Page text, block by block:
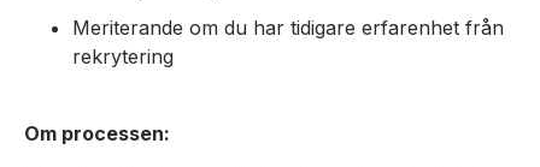
Meriterande om du har tidigare erfarenhet från
rekrytering
Om processen: